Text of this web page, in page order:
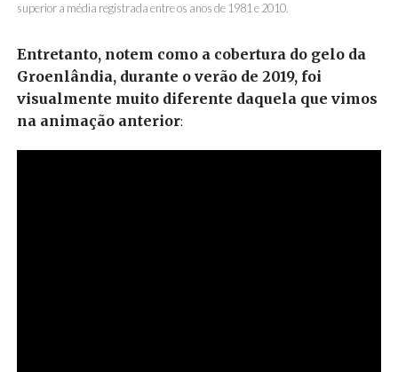
superior a média registrada entre os anos de 1981 e 2010.
Entretanto, notem como a cobertura do gelo da
Groenlândia, durante o verão de 2019, foi
visualmente muito diferente daquela que vimos
na animação anterior: